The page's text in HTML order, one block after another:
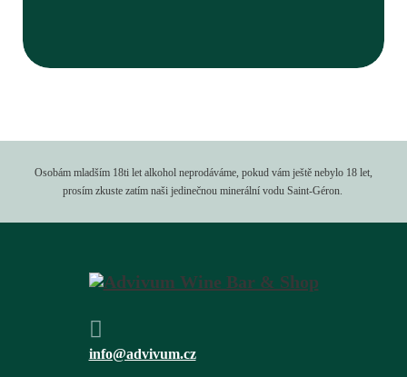
Osobám mladším 18ti let alkohol neprodáváme, pokud vám ještě nebylo 18 let,
prosím zkuste zatím naši jedinečnou minerální vodu Saint-Géron.
info@advivum.cz